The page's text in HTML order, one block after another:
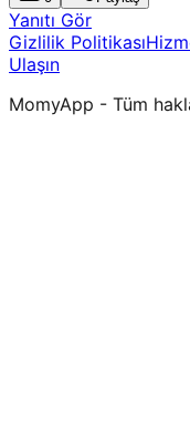
Yanıtı Gör
Gizlilik Politikası
Ulaşın
MomyApp - Tüm